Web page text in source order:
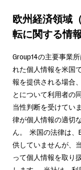
欧州経済領域
転に関する情
Group14の主要事業
れた個人情報を米国
報を提供される場合
とについて利用者の
当性判断を受けてい
律が個人情報の適切
ん。 米国の法律は、
供していませんが、
って個人情報を取り